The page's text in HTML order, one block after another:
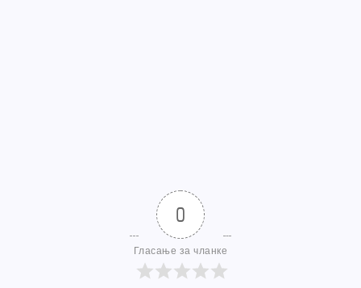
0
Гласање за чланке